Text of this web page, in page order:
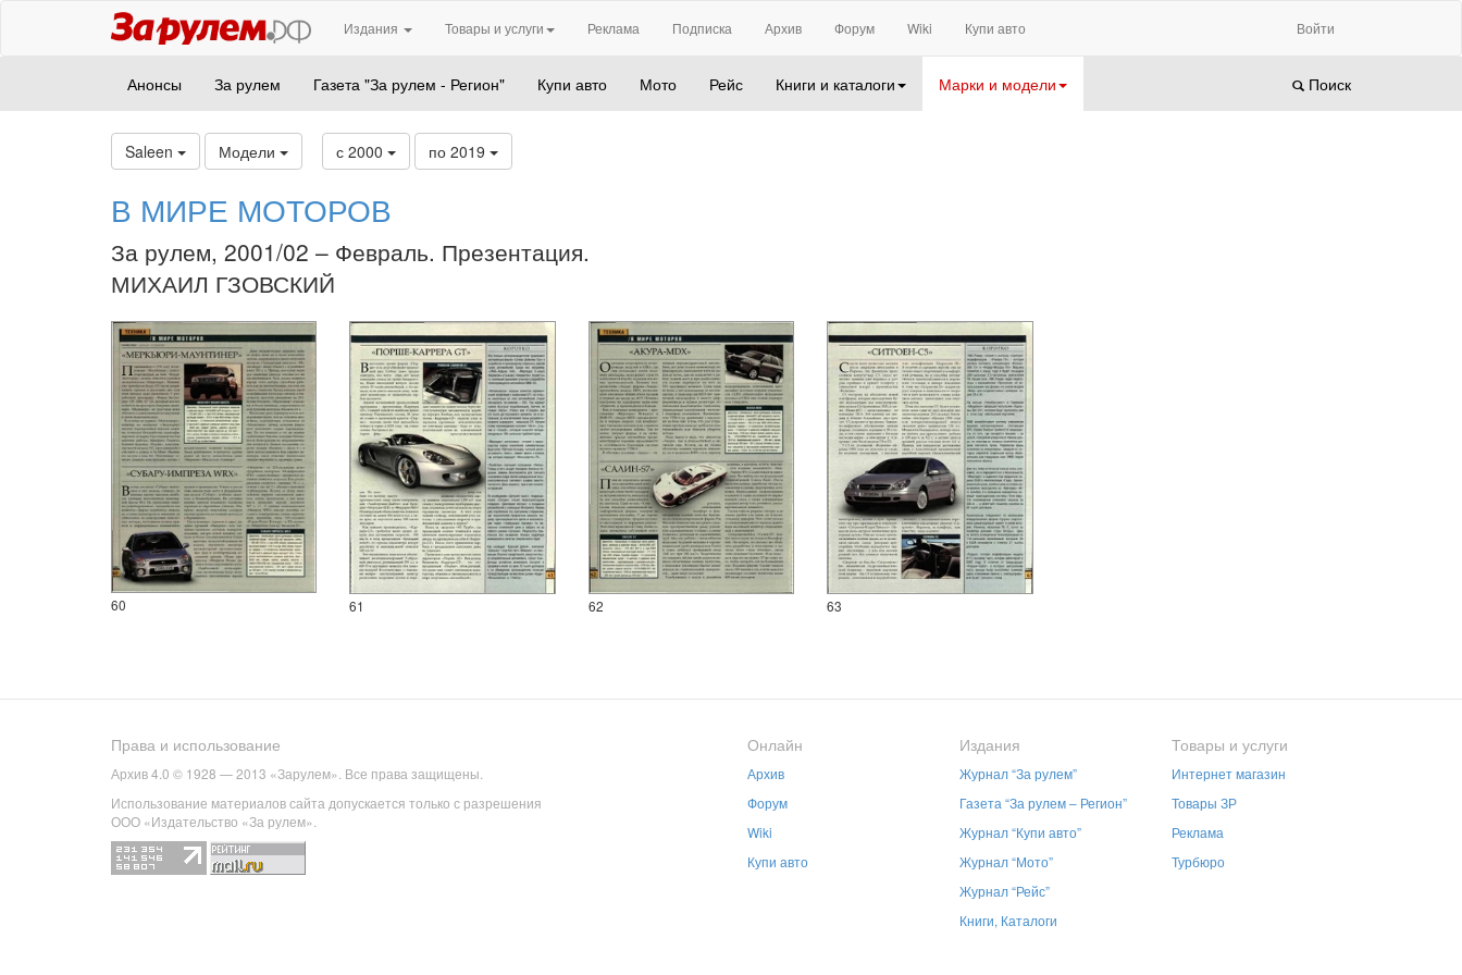
Издания Товары и услуги Реклама Подписка Архив Форум Wiki Купи авто Войти
Анонсы За рулем Газета "За рулем - Регион" Купи авто Мото Рейс Книги и каталоги Марки и модели Поиск
Saleen Модели с 2000 по 2019
В МИРЕ МОТОРОВ
За рулем, 2001/02 – Февраль. Презентация.
МИХАИЛ ГЗОВСКИЙ
60 61 62 63
Права и использование
Архив 4.0 © 1928 — 2013 «Зарулем». Все права защищены.
Использование материалов сайта допускается только с разрешения
ООО «Издательство «За рулем».
Онлайн
Архив
Форум
Wiki
Купи авто
Издания
Журнал “За рулем”
Газета “За рулем – Регион”
Журнал “Купи авто”
Журнал “Мото”
Журнал “Рейс”
Книги, Каталоги
Товары и услуги
Интернет магазин
Товары ЗР
Реклама
Турбюро